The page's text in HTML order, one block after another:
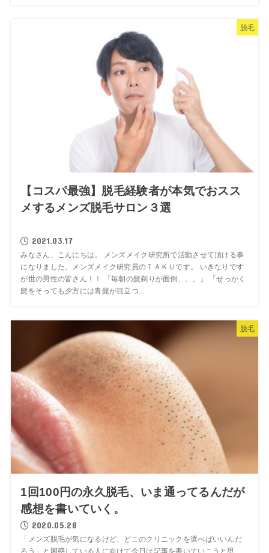
脱毛
【コスパ最強】脱毛経験者が本気でおスス
メするメンズ脱毛サロン３選
2021.03.17
みなさん、こんにちは。 メンズメイク研究所で活動させて頂ける事
になりました。メンズメイク研究員のＴＡＫＵです。 いきなりです
が世の男性の皆さん！！ 「毎朝の髭剃りが面倒、、、」 「せっかく
髭をそっても夕方には青髭が目立つ...
脱毛
1回100円の永久脱毛、いま通ってるんだが
感想を書いていく。
2020.05.28
「メンズ脱毛が気になるけど、どこのクリニックを選べばいいんだ
ろう」と困惑している人に向けて今日は記事を書いていこうと思